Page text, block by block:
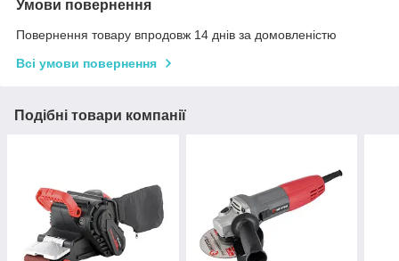
Умови повернення
Повернення товару впродовж 14 днів за домовленістю
Всі умови повернення
Подібні товари компанії